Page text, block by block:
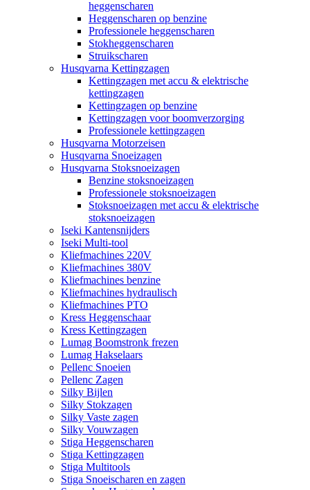
heggenscharen
Heggenscharen op benzine
Professionele heggenscharen
Stokheggenscharen
Struikscharen
Husqvarna Kettingzagen
Kettingzagen met accu & elektrische
kettingzagen
Kettingzagen op benzine
Kettingzagen voor boomverzorging
Professionele kettingzagen
Husqvarna Motorzeisen
Husqvarna Snoeizagen
Husqvarna Stoksnoeizagen
Benzine stoksnoeizagen
Professionele stoksnoeizagen
Stoksnoeizagen met accu & elektrische
stoksnoeizagen
Iseki Kantensnijders
Iseki Multi-tool
Kliefmachines 220V
Kliefmachines 380V
Kliefmachines benzine
Kliefmachines hydraulisch
Kliefmachines PTO
Kress Heggenschaar
Kress Kettingzagen
Lumag Boomstronk frezen
Lumag Hakselaars
Pellenc Snoeien
Pellenc Zagen
Silky Bijlen
Silky Stokzagen
Silky Vaste zagen
Silky Vouwzagen
Stiga Heggenscharen
Stiga Kettingzagen
Stiga Multitools
Stiga Snoeischaren en zagen